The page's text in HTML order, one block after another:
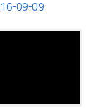
09-09